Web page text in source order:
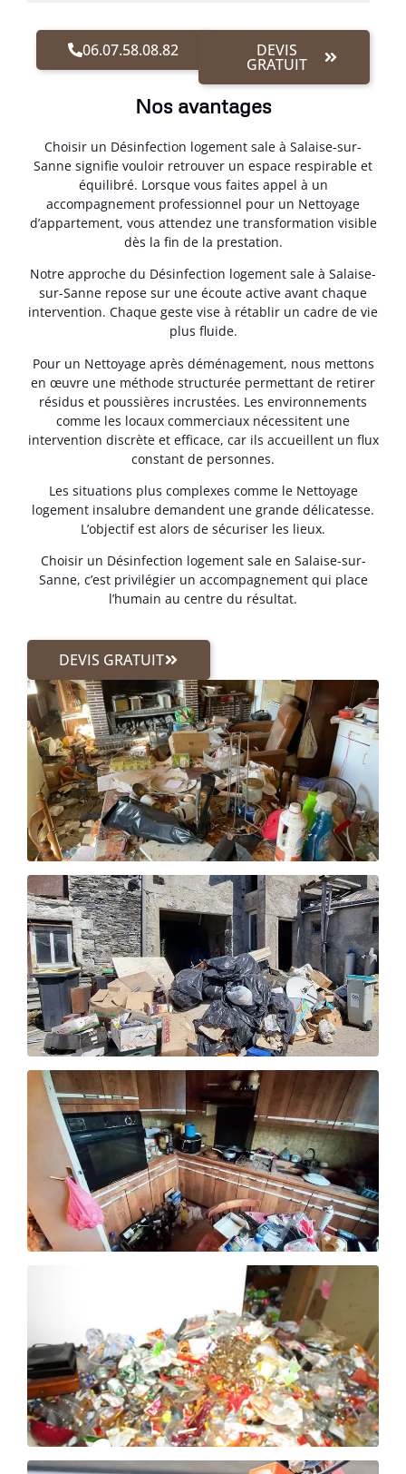
06.07.58.08.82 DEVIS
GRATUIT
Nos avantages
Choisir un Désinfection logement sale à Salaise-sur-
Sanne signifie vouloir retrouver un espace respirable et
équilibré. Lorsque vous faites appel à un
accompagnement professionnel pour un Nettoyage
d’appartement, vous attendez une transformation visible
dès la fin de la prestation.
Notre approche du Désinfection logement sale à Salaise-
sur-Sanne repose sur une écoute active avant chaque
intervention. Chaque geste vise à rétablir un cadre de vie
plus fluide.
Pour un Nettoyage après déménagement, nous mettons
en œuvre une méthode structurée permettant de retirer
résidus et poussières incrustées. Les environnements
comme les locaux commerciaux nécessitent une
intervention discrète et efficace, car ils accueillent un flux
constant de personnes.
Les situations plus complexes comme le Nettoyage
logement insalubre demandent une grande délicatesse.
L’objectif est alors de sécuriser les lieux.
Choisir un Désinfection logement sale en Salaise-sur-
Sanne, c’est privilégier un accompagnement qui place
l’humain au centre du résultat.
DEVIS GRATUIT